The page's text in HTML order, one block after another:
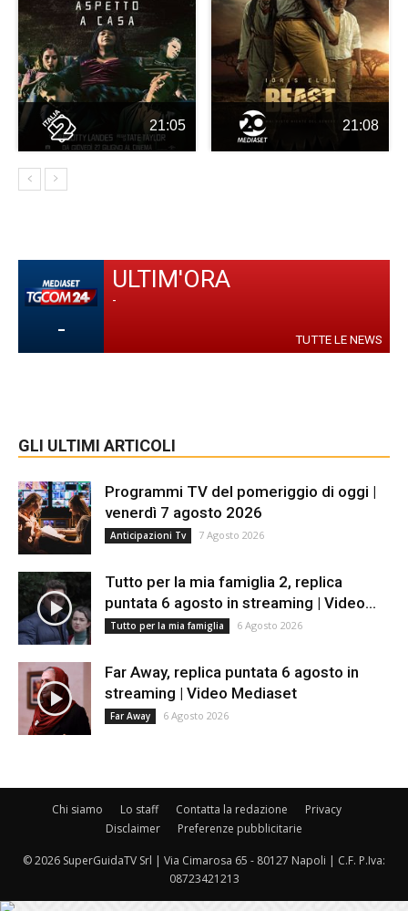
21:05 21:08
-
ULTIM'ORA
-
TUTTE LE NEWS
GLI ULTIMI ARTICOLI
Programmi TV del pomeriggio di oggi |
venerdì 7 agosto 2026
Anticipazioni Tv 7 Agosto 2026
Tutto per la mia famiglia 2, replica
puntata 6 agosto in streaming | Video...
Tutto per la mia famiglia 6 Agosto 2026
Far Away, replica puntata 6 agosto in
streaming | Video Mediaset
Far Away 6 Agosto 2026
Chi siamo Lo staff Contatta la redazione
Privacy
Disclaimer
Preferenze pubblicitarie
© 2026 SuperGuidaTV Srl | Via Cimarosa 65 - 80127 Napoli | C.F. P.Iva:
08723421213